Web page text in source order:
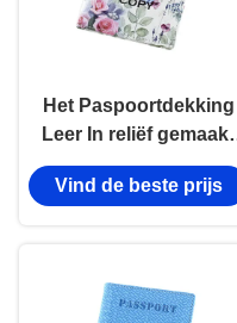
Het Paspoortdekking
Leer In reliëf gemaakt
Logo Personalised
Passport Wallet van de
Vind de beste prijs